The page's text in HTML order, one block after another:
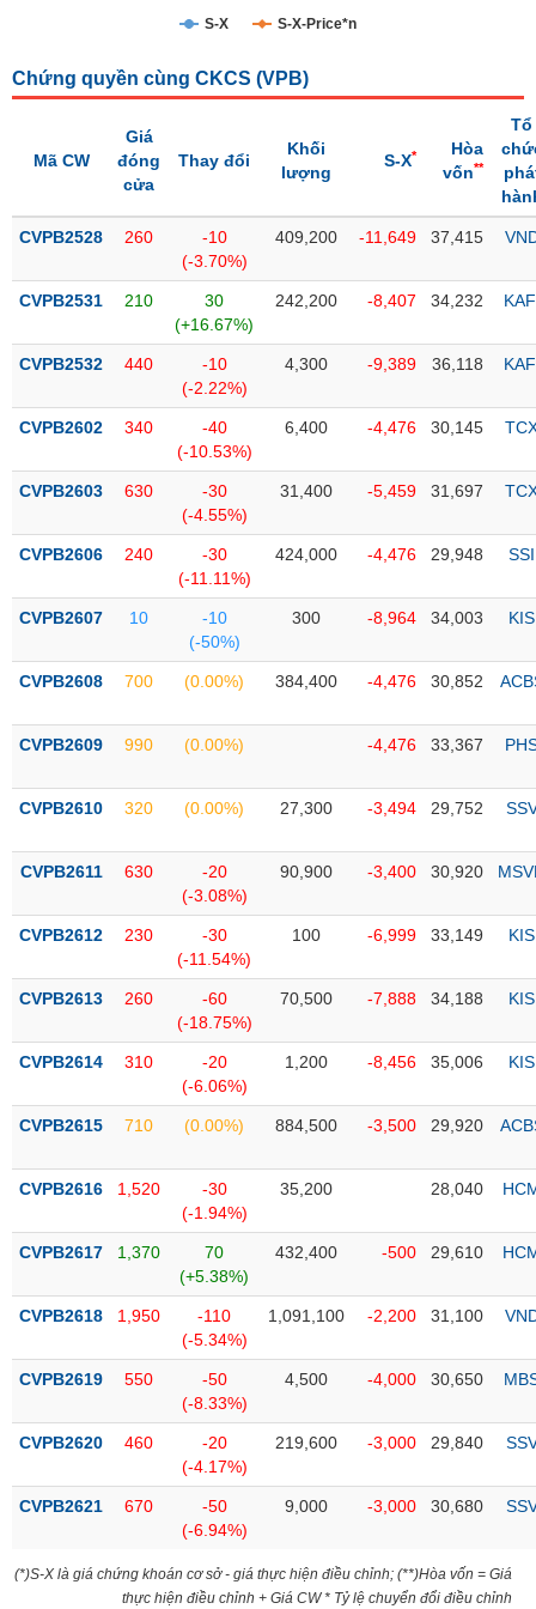
thái
cổ
Quy
thị
trường
yết
yết
Niêm
bổ
sung
Hủy
niêm
Theo
đặc
Không
ký
quỹ
Danh
mục
phiếu
chi
Tổng
Giao
Tài
Phân
kỹ
Hồ
doanh
nghiệp
Tin
tức
kiện
S-X S-X-Price*n
Chứng quyền cùng CKCS (VPB)
Mã CW
Giá
đóng
cửa
Thay đổi
Khối
lượng
S-X*
Hòa
vốn**
Tổ
CVPB2528 260
-10
(-3.70%)
409,200 -11,649 37,415
CVPB2531 210
30
(+16.67%)
242,200 -8,407 34,232
CVPB2532 440
-10
(-2.22%)
4,300 -9,389 36,118
CVPB2602 340
-40
(-10.53%)
6,400 -4,476 30,145
CVPB2603 630
-30
(-4.55%)
31,400 -5,459 31,697
CVPB2606 240
-30
(-11.11%)
424,000 -4,476 29,948 SSI
CVPB2607 10
-10
(-50%)
300 -8,964 34,003 KIS
CVPB2608 700 (0.00%) 384,400 -4,476 30,852
CVPB2609 990 (0.00%) -4,476 33,367
CVPB2610 320 (0.00%) 27,300 -3,494 29,752
CVPB2611 630
-20
(-3.08%)
90,900 -3,400 30,920
CVPB2612 230
-30
(-11.54%)
100 -6,999 33,149 KIS
CVPB2613 260
-60
(-18.75%)
70,500 -7,888 34,188 KIS
CVPB2614 310
-20
(-6.06%)
1,200 -8,456 35,006 KIS
CVPB2615 710 (0.00%) 884,500 -3,500 29,920
CVPB2616 1,520
-30
(-1.94%)
35,200 28,040
CVPB2617 1,370
70
(+5.38%)
432,400 -500 29,610
CVPB2618 1,950
-110
(-5.34%)
1,091,100 -2,200 31,100
CVPB2619 550
-50
(-8.33%)
4,500 -4,000 30,650
CVPB2620 460
-20
(-4.17%)
219,600 -3,000 29,840
CVPB2621 670
-50
(-6.94%)
9,000 -3,000 30,680
(*)S-X là giá chứng khoán cơ sở - giá thực hiện điều chỉnh; (**)Hòa vốn = Giá
thực hiện điều chỉnh + Giá CW * Tỷ lệ chuyển đổi điều chỉnh
NGÀNH
CỔ
PHÁI
SINH
PHIẾU
ĐẦU
XUẤT
LIỆU
TIN
(-)
SECTOR
NĂNG
NGUYÊN
LIỆU
NGHIỆP